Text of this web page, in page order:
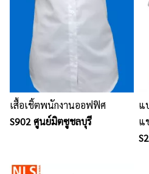
เสื้อเชิ้ตพนักงานออฟฟิศ
S902 ศูนย์มิตซูชลบุรี
แ
แ
ยู